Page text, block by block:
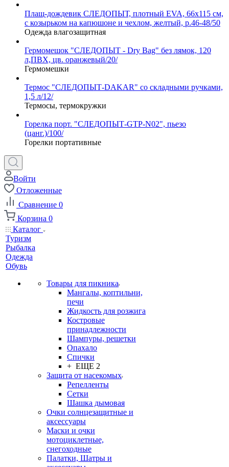
Плащ-дождевик СЛЕДОПЫТ, плотный EVA, 66х115 см,
с козырьком на капюшоне и чехлом, желтый, р.46-48/50
Одежда влагозащитная
Гермомешок "СЛЕДОПЫТ - Dry Bag" без лямок, 120
л,ПВХ, цв. оранжевый/20/
Гермомешки
Термос "СЛЕДОПЫТ-DAKAR" со складными ручками,
1,5 л/12/
Термосы, термокружки
Горелка порт. "СЛЕДОПЫТ-GTP-N02", пьезо
(цанг.)/100/
Горелки портативные
Войти
Отложенные
Сравнение 0
Корзина 0
Каталог
Туризм
Рыбалка
Одежда
Обувь
Товары для пикника
Мангалы, коптильни,
печи
Жидкость для розжига
Костровые
принадлежности
Шампуры, решетки
Опахало
Спички
+ ЕЩЕ 2
Защита от насекомых
Репелленты
Сетки
Шашка дымовая
Очки солнцезащитные и
аксессуары
Маски и очки
мотоциклетные,
снегоходные
Палатки, Шатры и